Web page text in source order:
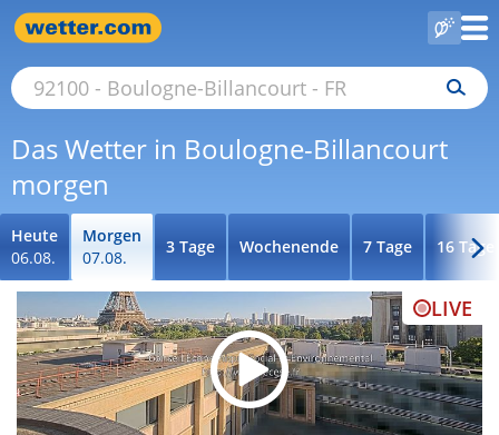
Das Wetter in Boulogne-Billancourt
morgen
Heute
06.08.
Morgen
07.08.
3 Tage Wochenende 7 Tage 16 Tage
LIVE